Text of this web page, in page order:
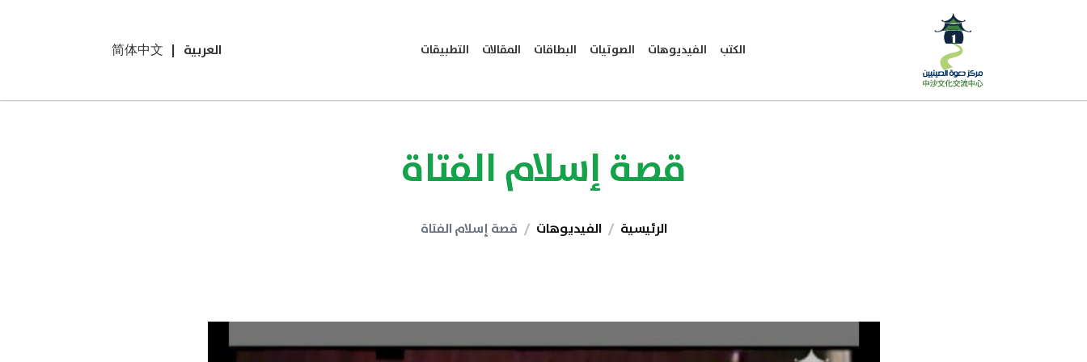
الكتب الفيديوهات الصوتيات البطاقات المقالات التطبيقات العربية |
简体中文
قصة إسلام الفتاة
الرئيسية الفيديوهات قصة إسلام الفتاة